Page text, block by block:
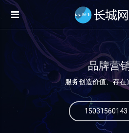
品牌营
服务创造价值、存在
15031560143